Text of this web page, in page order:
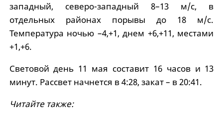
западный, северо-западный 8–13 м/с, в
отдельных районах порывы до 18 м/с.
Температура ночью –4,+1, днем +6,+11, местами
+1,+6.
Световой день 11 мая составит 16 часов и 13
минут. Рассвет начнется в 4:28, закат – в 20:41.
Читайте также: